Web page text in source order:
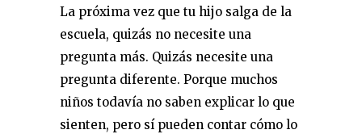
La próxima vez que tu hijo salga de la
escuela, quizás no necesite una
pregunta más. Quizás necesite una
pregunta diferente. Porque muchos
niños todavía no saben explicar lo que
sienten, pero sí pueden contar cómo lo